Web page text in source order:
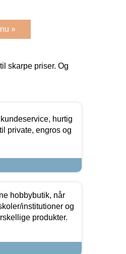
»
skarpe priser. Og
hurtig
private, engros og
hobbybutik, når
institutioner og
produkter.